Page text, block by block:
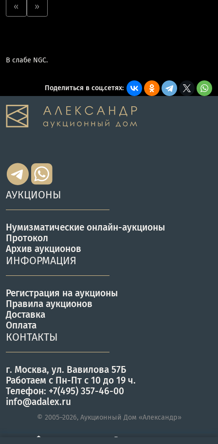
« »
В слабе NGC.
Поделиться в соц.сетях:
АУКЦИОНЫ
Нумизматические онлайн-аукционы
Протокол
Архив аукционов
ИНФОРМАЦИЯ
Регистрация на аукционы
Правила аукционов
Доставка
Оплата
КОНТАКТЫ
г. Москва, ул. Вавилова 57Б
Работаем с Пн-Пт с 10 до 19 ч.
Телефон: +7(495) 357-46-00
info@adalex.ru
© 2005–2026, Аукционный Дом «Александр»